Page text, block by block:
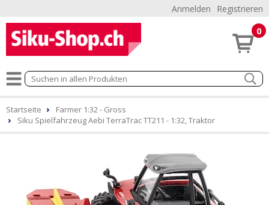
Anmelden Registrieren
0
Startseite
Farmer 1:32 - Gross
Siku Spielfahrzeug Aebi TerraTrac TT211 - 1:32, Traktor